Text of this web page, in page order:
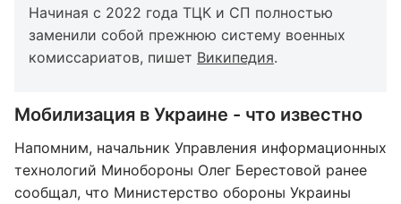
Начиная с 2022 года ТЦК и СП полностью
заменили собой прежнюю систему военных
комиссариатов, пишет Википедия.
Мобилизация в Украине - что известно
Напомним, начальник Управления информационных
технологий Минобороны Олег Берестовой ранее
сообщал, что Министерство обороны Украины